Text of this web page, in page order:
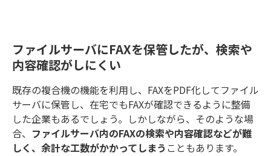
ファイルサーバにFAXを保管したが、検索や
内容確認がしにくい
既存の複合機の機能を利用し、FAXをPDF化してファイル
サーバに保管し、在宅でもFAXが確認できるように整備
した企業もあるでしょう。しかしながら、そのような場
合、 ファイルサーバ内のFAXの検索や内容確認などが難
しく、余計な工数がかかってしまう こともあります。